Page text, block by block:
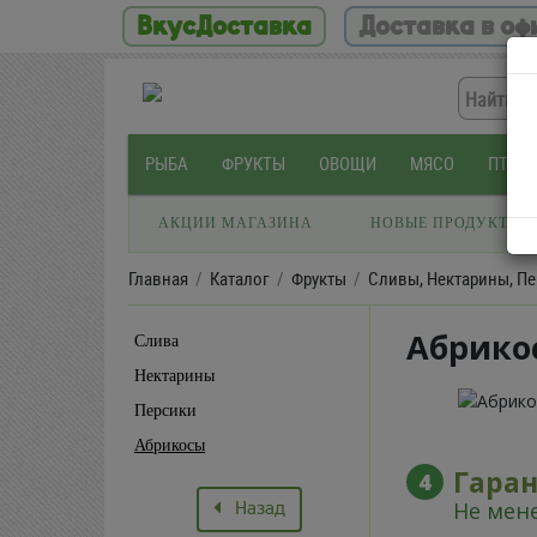
ВкусДоставка Доставка в
РЫБА ФРУКТЫ ОВОЩИ МЯСО ПТИЦА
АКЦИИ МАГАЗИНА НОВЫЕ ПРОДУКТЫ
Главная Каталог Фрукты Сливы, Нектарины,
Слива
Нектарины
Персики
Абрикосы
Назад
4
Не